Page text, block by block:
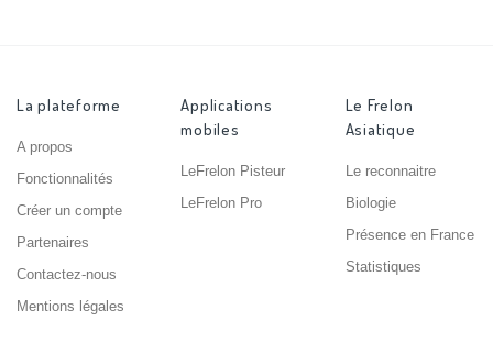
La plateforme
A propos
Fonctionnalités
Créer un compte
Partenaires
Contactez-nous
Mentions légales
Applications
mobiles
LeFrelon Pisteur
LeFrelon Pro
Le Frelon
Asiatique
Le reconnaitre
Biologie
Présence en France
Statistiques